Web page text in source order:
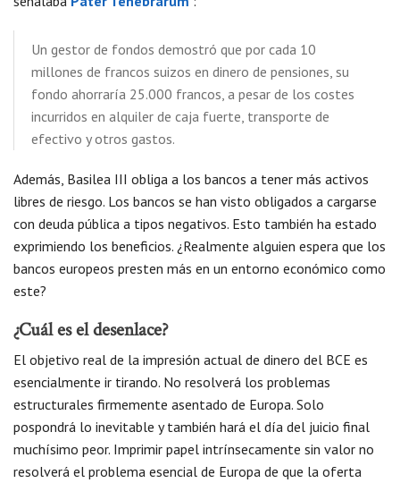
Un gestor de fondos demostró que por cada 10
millones de francos suizos en dinero de pensiones, su
fondo ahorraría 25.000 francos, a pesar de los costes
incurridos en alquiler de caja fuerte, transporte de
efectivo y otros gastos.
Además, Basilea III obliga a los bancos a tener más activos
libres de riesgo. Los bancos se han visto obligados a cargarse
con deuda pública a tipos negativos. Esto también ha estado
exprimiendo los beneficios. ¿Realmente alguien espera que los
bancos europeos presten más en un entorno económico como
este?
¿Cuál es el desenlace?
El objetivo real de la impresión actual de dinero del BCE es
esencialmente ir tirando. No resolverá los problemas
estructurales firmemente asentado de Europa. Solo
pospondrá lo inevitable y también hará el día del juicio final
muchísimo peor. Imprimir papel intrínsecamente sin valor no
resolverá el problema esencial de Europa de que la oferta